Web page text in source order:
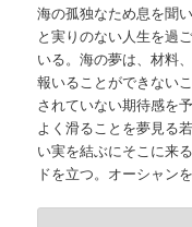
海の孤独なため息を聞
と実りのない人生を過
いる。海の夢は、材料
報いることができない
されていない期待感を
よく滑ることを夢見る
い実を結ぶにそこに来
ドを立つ。オーシャン